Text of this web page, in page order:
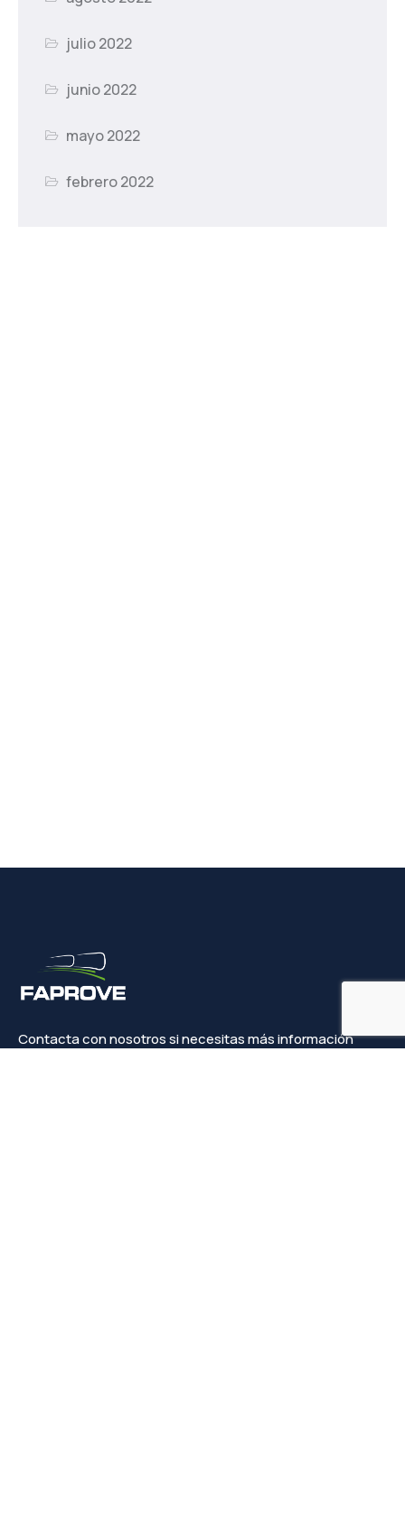
julio 2022
junio 2022
mayo 2022
febrero 2022
Contacta con nosotros si necesitas más información